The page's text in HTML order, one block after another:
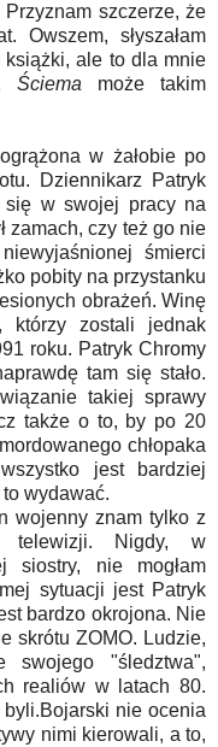
szczerze, że
Owszem, słyszałam
książki, ale to dla mnie
Ściema może takim
w żałobie po
Dziennikarz Patryk
się w swojej pracy na
zamach, czy też go nie
śmierci
pobity na przystanku
obrażeń. Winę
którzy zostali jednak
roku. Patryk Chromy
tam się stało.
takiej sprawy
także o to, by po 20
chłopaka
jest bardziej
wydawać.
wojenny znam tylko z
telewizji. Nigdy, w
siostry, nie mogłam
sytuacji jest Patryk
bardzo okrojona. Nie
skrótu ZOMO. Ludzie,
"śledztwa",
realiów w latach 80.
nie ocenia
nimi kierowali, a to,